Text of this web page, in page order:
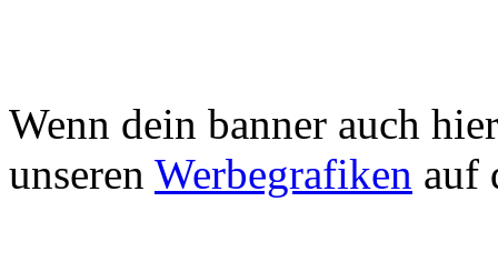
Wenn dein banner auch
unseren Werbegrafiken auf